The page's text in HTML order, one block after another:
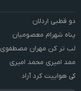
دو قطبی اردلان
پناه شهرام معصومیان
لب تر کن مهران مصطفوی
ممد امیری محمد امیری
کی هواییت کرد آراد